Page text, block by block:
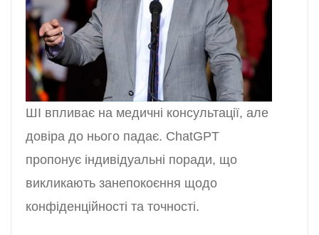
ШІ впливає на медичні консультації, але
довіра до нього падає. ChatGPT
пропонує індивідуальні поради, що
викликають занепокоєння щодо
конфіденційності та точності.